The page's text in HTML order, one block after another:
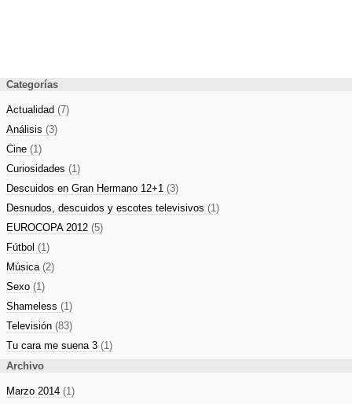
Categorías
Actualidad (7)
Análisis (3)
Cine (1)
Curiosidades (1)
Descuidos en Gran Hermano 12+1 (3)
Desnudos, descuidos y escotes televisivos (1)
EUROCOPA 2012 (5)
Fútbol (1)
Música (2)
Sexo (1)
Shameless (1)
Televisión (83)
Tu cara me suena 3 (1)
Archivo
Marzo 2014 (1)